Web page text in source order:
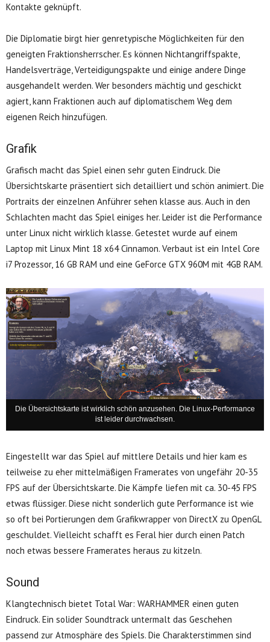
Kontakte geknüpft.
Die Diplomatie birgt hier genretypische Möglichkeiten für den
geneigten Fraktionsherrscher. Es können Nichtangriffspakte,
Handelsverträge, Verteidigungspakte und einige andere Dinge
ausgehandelt werden. Wer besonders mächtig und geschickt
agiert, kann Fraktionen auch auf diplomatischem Weg dem
eigenen Reich hinzufügen.
Grafik
Grafisch macht das Spiel einen sehr guten Eindruck. Die
Übersichtskarte präsentiert sich detailliert und schön animiert. Die
Portraits der einzelnen Anführer sehen klasse aus. Auch in den
Schlachten macht das Spiel einiges her. Leider ist die Performance
unter Linux nicht wirklich klasse. Getestet wurde auf einem
Laptop mit Linux Mint 18 x64 Cinnamon. Verbaut ist ein Intel Core
i7 Prozessor, 16 GB RAM und eine GeForce GTX 960M mit 4GB RAM.
Die Übersichtskarte ist wirklich schön anzusehen. Die Linux-Performance
ist leider durchwachsen.
Eingestellt war das Spiel auf mittlere Details und hier kam es
teilweise zu eher mittelmäßigen Framerates von ungefähr 20-35
FPS auf der Übersichtskarte. Die Kämpfe liefen mit ca. 30-45 FPS
etwas flüssiger. Diese nicht sonderlich gute Performance ist wie
so oft bei Portierungen dem Grafikwrapper von DirectX zu OpenGL
geschuldet. Vielleicht schafft es Feral hier durch einen Patch
noch etwas bessere Framerates heraus zu kitzeln.
Sound
Klangtechnisch bietet Total War: WARHAMMER einen guten
Eindruck. Ein solider Soundtrack untermalt das Geschehen
passend zur Atmosphäre des Spiels. Die Charakterstimmen sind